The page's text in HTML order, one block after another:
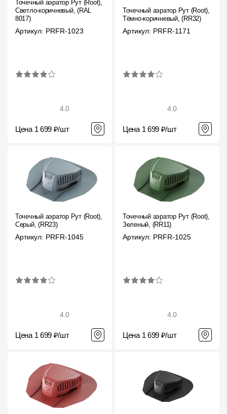
Фасадные панели
Пленки и мембраны
Мягкая кровля
Однослойная черепица
Комплектующие к кровле
Кровельная вентиляция
Пластиковые водосточные системы
Документация
Инструкции по монтажу
Технические листы
Точечный аэратор Рут (Root),
Светло-коричневый, (RAL
8017)
Артикул: PRFR-1023
4.0
Цена 1 699 ₽/шт
Точечный аэратор Рут (Root),
Тёмно-коричневый, (RR32)
Артикул: PRFR-1171
4.0
Цена 1 699 ₽/шт
Точечный аэратор Рут (Root),
Серый, (RR23)
Артикул: PRFR-1045
4.0
Цена 1 699 ₽/шт
Точечный аэратор Рут (Root),
Зеленый, (RR11)
Артикул: PRFR-1025
4.0
Цена 1 699 ₽/шт